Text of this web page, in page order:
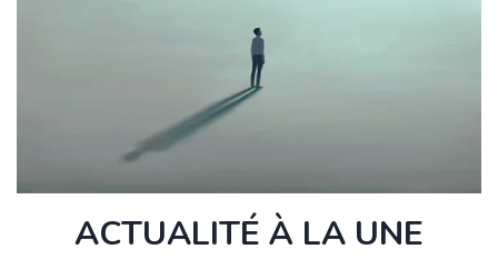
ACTUALITÉ À LA UNE